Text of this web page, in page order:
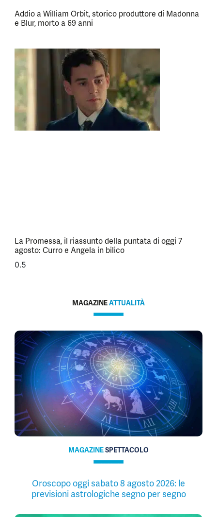
Addio a William Orbit, storico produttore di Madonna
e Blur, morto a 69 anni
La Promessa, il riassunto della puntata di oggi 7
agosto: Curro e Angela in bilico
MAGAZINEATTUALITÀ
MAGAZINESPETTACOLO
Oroscopo oggi sabato 8 agosto 2026: le
previsioni astrologiche segno per segno